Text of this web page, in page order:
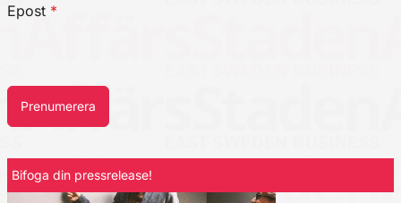
Epost *
Prenumerera
Bifoga din pressrelease!